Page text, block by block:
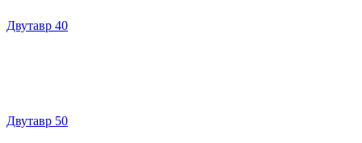
Двутавр 40
Двутавр 50